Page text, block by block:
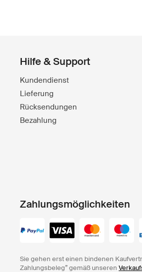
Hilfe & Support
Kundendienst
Lieferung
Rücksendungen
Bezahlung
Zahlungsmöglichkeiten
Sie gehen erst einen bindenen
Zahlungsbeleg” gemäß unseren